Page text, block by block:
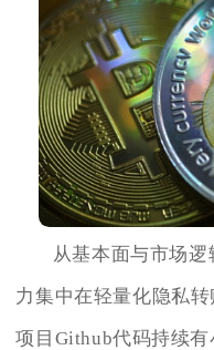
从基本面与市场
力集中在轻量化隐私
项目Github代码持续